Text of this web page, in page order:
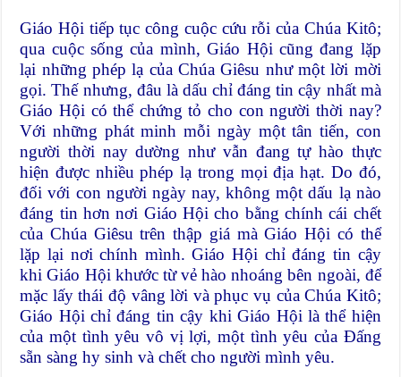
Giáo Hội tiếp tục công cuộc cứu rỗi của Chúa Kitô;
qua cuộc sống của mình, Giáo Hội cũng đang lặp
lại những phép lạ của Chúa Giêsu như một lời mời
gọi. Thế nhưng, đâu là dấu chỉ đáng tin cậy nhất mà
Giáo Hội có thể chứng tỏ cho con người thời nay?
Với những phát minh mỗi ngày một tân tiến, con
người thời nay dường như vẫn đang tự hào thực
hiện được nhiều phép lạ trong mọi địa hạt. Do đó,
đối với con người ngày nay, không một dấu lạ nào
đáng tin hơn nơi Giáo Hội cho bằng chính cái chết
của Chúa Giêsu trên thập giá mà Giáo Hội có thể
lặp lại nơi chính mình. Giáo Hội chỉ đáng tin cậy
khi Giáo Hội khước từ vẻ hào nhoáng bên ngoài, để
mặc lấy thái độ vâng lời và phục vụ của Chúa Kitô;
Giáo Hội chỉ đáng tin cậy khi Giáo Hội là thể hiện
của một tình yêu vô vị lợi, một tình yêu của Ðấng
sẵn sàng hy sinh và chết cho người mình yêu.